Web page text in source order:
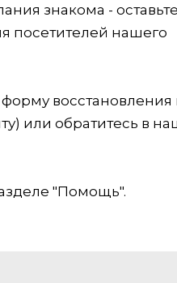
знакома -
посетителей нашего
восстановления
или обратитесь в
"Помощь".